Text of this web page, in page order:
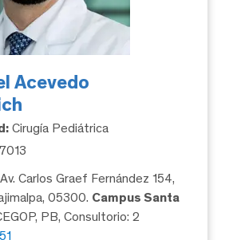
Acevedo
Cirugía Pediátrica
Carlos Graef Fernández 154,
05300. Campus Santa
PB, Consultorio: 2